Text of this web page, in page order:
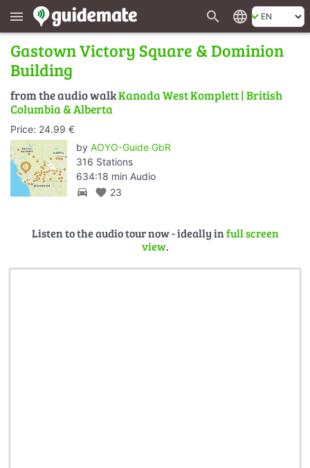
menu search language
Gastown Victory Square & Dominion
Building
from the audio walkKanada West Komplett | British
Columbia & Alberta
Price: 24.99 €
by AOYO-Guide GbR
316 Stations
634:18 min Audio
directions_car favorite 23
Listen to the audio tour now - ideally infull screen
view.